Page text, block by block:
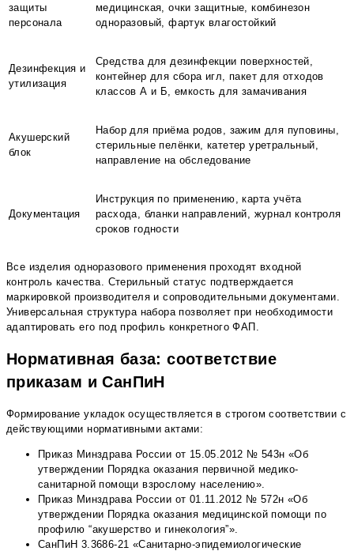
защиты
персонала
медицинская, очки защитные, комбинезон
одноразовый, фартук влагостойкий
Дезинфекция и
утилизация
Средства для дезинфекции поверхностей,
контейнер для сбора игл, пакет для отходов
классов А и Б, емкость для замачивания
Акушерский
блок
Набор для приёма родов, зажим для пуповины,
стерильные пелёнки, катетер уретральный,
направление на обследование
Документация
Инструкция по применению, карта учёта
расхода, бланки направлений, журнал контроля
сроков годности
Все изделия одноразового применения проходят входной
контроль качества. Стерильный статус подтверждается
маркировкой производителя и сопроводительными документами.
Универсальная структура набора позволяет при необходимости
адаптировать его под профиль конкретного ФАП.
Нормативная база: соответствие
приказам и СанПиН
Формирование укладок осуществляется в строгом соответствии с
действующими нормативными актами:
Приказ Минздрава России от 15.05.2012 № 543н «Об
утверждении Порядка оказания первичной медико-
санитарной помощи взрослому населению».
Приказ Минздрава России от 01.11.2012 № 572н «Об
утверждении Порядка оказания медицинской помощи по
профилю “акушерство и гинекология”».
СанПиН 3.3686-21 «Санитарно-эпидемиологические